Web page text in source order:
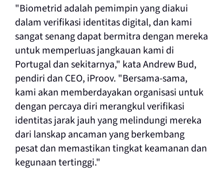
"Biometrid adalah pemimpin yang diakui
dalam verifikasi identitas digital, dan kami
sangat senang dapat bermitra dengan mereka
untuk memperluas jangkauan kami di
Portugal dan sekitarnya," kata Andrew Bud,
pendiri dan CEO, iProov. "Bersama-sama,
kami akan memberdayakan organisasi untuk
dengan percaya diri merangkul verifikasi
identitas jarak jauh yang melindungi mereka
dari lanskap ancaman yang berkembang
pesat dan memastikan tingkat keamanan dan
kegunaan tertinggi."